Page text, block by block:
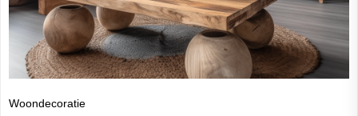
Woondecoratie